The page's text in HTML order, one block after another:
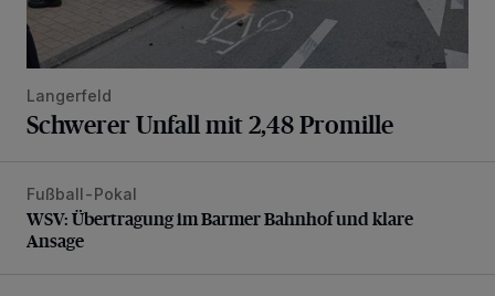
Langerfeld
Schwerer Unfall mit 2,48 Promille
WSV: Übertragung im Barmer Bahnhof und klare Ansage
Fußball-Pokal
WSV: Übertragung im Barmer Bahnhof und klare
Ansage